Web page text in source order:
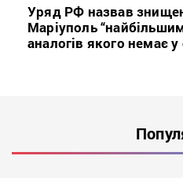
Уряд РФ назвав
Маріуполь
аналогів якого немає у